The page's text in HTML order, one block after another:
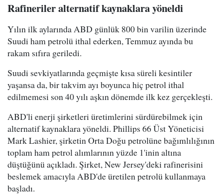
Rafineriler alternatif kaynaklara yöneldi
Yılın ilk aylarında ABD günlük 800 bin varilin üzerinde
Suudi ham petrolü ithal ederken, Temmuz ayında bu
rakam sıfıra geriledi.
Suudi sevkiyatlarında geçmişte kısa süreli kesintiler
yaşansa da, bir takvim ayı boyunca hiç petrol ithal
edilmemesi son 40 yılı aşkın dönemde ilk kez gerçekleşti.
ABD'li enerji şirketleri üretimlerini sürdürebilmek için
alternatif kaynaklara yöneldi. Phillips 66 Üst Yöneticisi
Mark Lashier, şirketin Orta Doğu petrolüne bağımlılığının
toplam ham petrol alımlarının yüzde 1'inin altına
düştüğünü açıkladı. Şirket, New Jersey'deki rafinerisini
beslemek amacıyla ABD'de üretilen petrolü kullanmaya
başladı.